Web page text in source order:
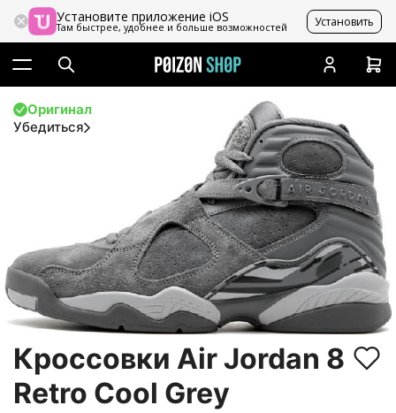
Установите приложение iOS
Там быстрее, удобнее и больше возможностей Установить
Оригинал
Убедиться
Кроссовки Air Jordan 8
Retro Cool Grey